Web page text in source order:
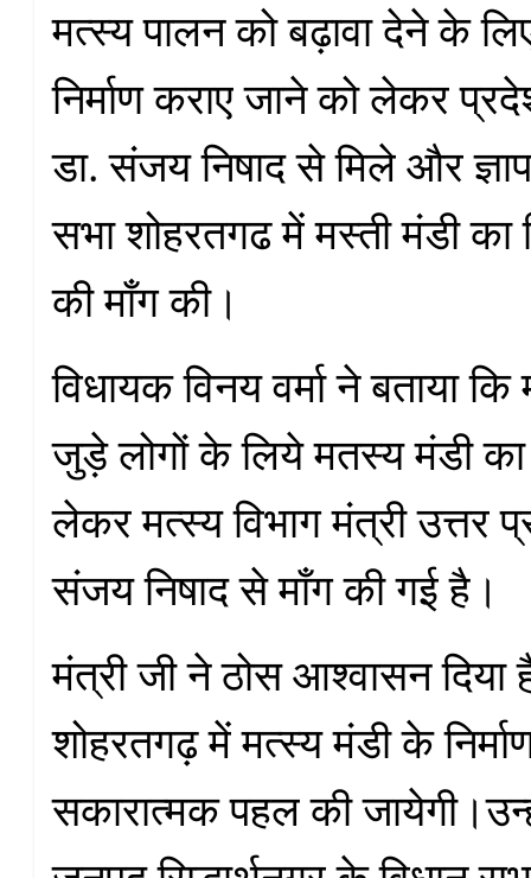
मत्स्य पालन को बढ़ावा देने के
निर्माण कराए जाने को लेकर
डा. संजय निषाद से मिले और
सभा शोहरतगढ में मस्ती मंडी का
की माँग की।
विधायक विनय वर्मा ने बताया
जुड़े लोगों के लिये मतस्य मंडी का
लेकर मत्स्य विभाग मंत्री उत्तर
संजय निषाद से माँग की गई है।
मंत्री जी ने ठोस आश्वासन दिया
शोहरतगढ़ में मत्स्य मंडी के
सकारात्मक पहल की